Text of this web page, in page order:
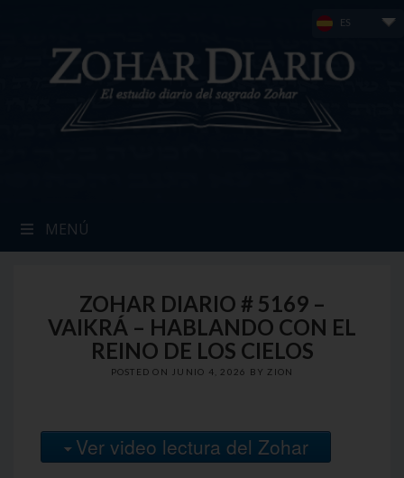
ES
MENÚ
ZOHAR DIARIO # 5169 –
VAIKRÁ – HABLANDO CON EL
REINO DE LOS CIELOS
POSTED ON JUNIO 4, 2026 BY ZION
Ver video lectura del Zohar